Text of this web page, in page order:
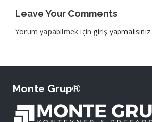
Leave Your Comments
Yorum yapabilmek için giriş yapmalısınız.
Monte Grup®